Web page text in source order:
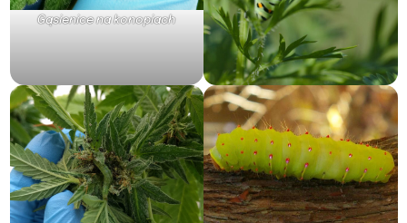
Gąsienice na konopiach